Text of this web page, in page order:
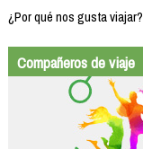
¿Por qué nos gusta viajar?
Compañeros de viaje